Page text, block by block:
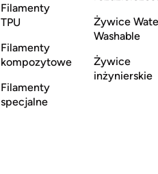
Filamenty
TPU
Filamenty
kompozytowe
Filamenty
specjalne
Żywice
Washable
Żywice
inżynierskie